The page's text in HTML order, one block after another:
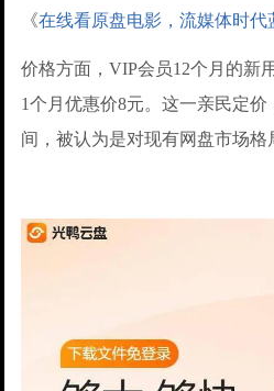
《在线看原盘电影，流媒体时代
价格方面，VIP会员12个月的新
1个月优惠价8元。这一亲民定
间，被认为是对现有网盘市场格